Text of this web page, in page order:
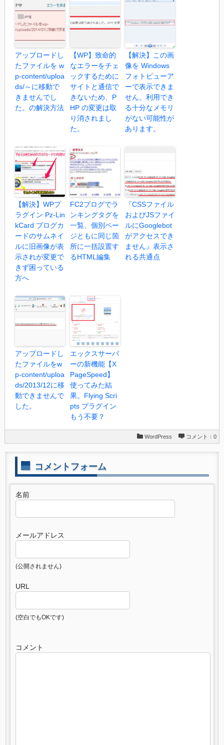
アップロードし
たファイルを w
p-content/uploa
ds/～に移動で
きませんでし
た。の解決方法
【WP】致命的
なエラーをチェ
ックするために
サイトと通信で
きないため、P
HP の変更は取
り消されまし
た。
【解決】この画
像を Windows
フォトビューア
ーで表示できま
せん。利用でき
る十分なメモリ
がない可能性が
あります。
【解決】WPプ
ラグイン Pz-Lin
kCard ブログカ
ードのサムネイ
ルに旧画像が表
示されが変更で
きず困っている
方へ
FC2ブログでラ
ンキングタグを
一覧、個別ペー
ジともに同じ箇
所に一括設置す
るHTML編集
『CSSファイル
およびJSファイ
ルにGooglebot
がアクセスでき
ません』表示さ
れる共通点
アップロードし
たファイルをw
p-content/uploa
ds/2013/12に移
動できませんで
した。
エックスサーバ
ーの新機能【X
PageSpeed】
使ってみた結
果。Flying Scri
pts プラグイン
もう不要？
WordPress コメント：0
コメントフォーム
名前
メールアドレス
(公開されません)
URL
(空白でもOKです)
コメント